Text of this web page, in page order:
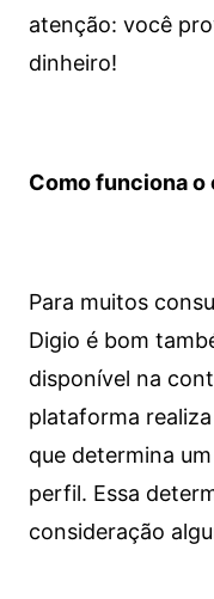
atenção: você
dinheiro!
Como funciona o
Para muitos
Digio é bom
disponível na
plataforma
que determina
perfil. Essa
consideração